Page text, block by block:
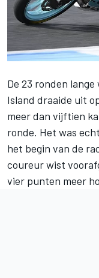
De 23 ronden
Island draaide uit
meer dan vijftien
ronde. Het was
het begin van de
coureur wist
vier punten meer